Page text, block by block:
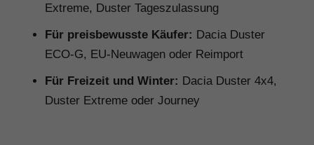
Extreme, Duster Tageszulassung
Für preisbewusste Käufer: Dacia Duster
ECO-G, EU-Neuwagen oder Reimport
Für Freizeit und Winter: Dacia Duster 4x4,
Duster Extreme oder Journey